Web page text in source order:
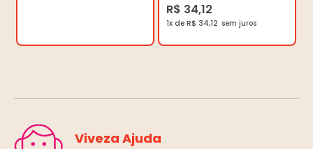
R$ 34,12
1x de R$ 34,12
Viveza Ajuda